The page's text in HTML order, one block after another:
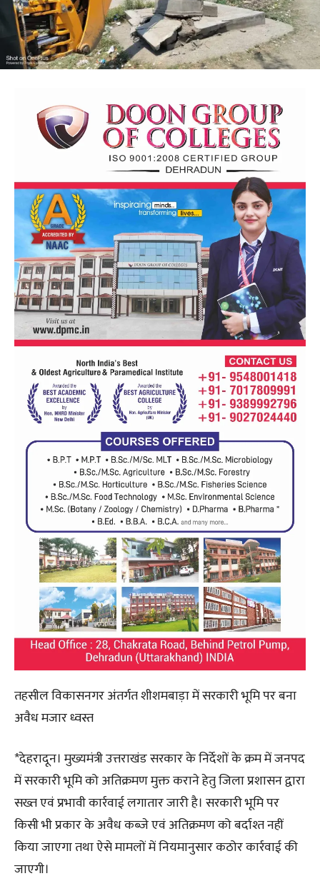
तहसील विकासनगर अंतर्गत शीशमबाड़ा में सरकारी भूमि पर बना
अवैध मजार ध्वस्त
*देहरादून। मुख्यमंत्री उत्तराखंड सरकार के निर्देशों के क्रम में जनपद
में सरकारी भूमि को अतिक्रमण मुक्त कराने हेतु जिला प्रशासन द्वारा
सख्त एवं प्रभावी कार्रवाई लगातार जारी है। सरकारी भूमि पर
किसी भी प्रकार के अवैध कब्जे एवं अतिक्रमण को बर्दाश्त नहीं
किया जाएगा तथा ऐसे मामलों में नियमानुसार कठोर कार्रवाई की
जाएगी।